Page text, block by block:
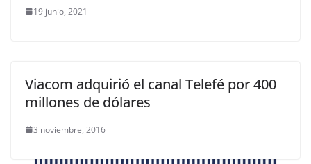
19 junio, 2021
Viacom adquirió el canal Telefé por 400
millones de dólares
3 noviembre, 2016